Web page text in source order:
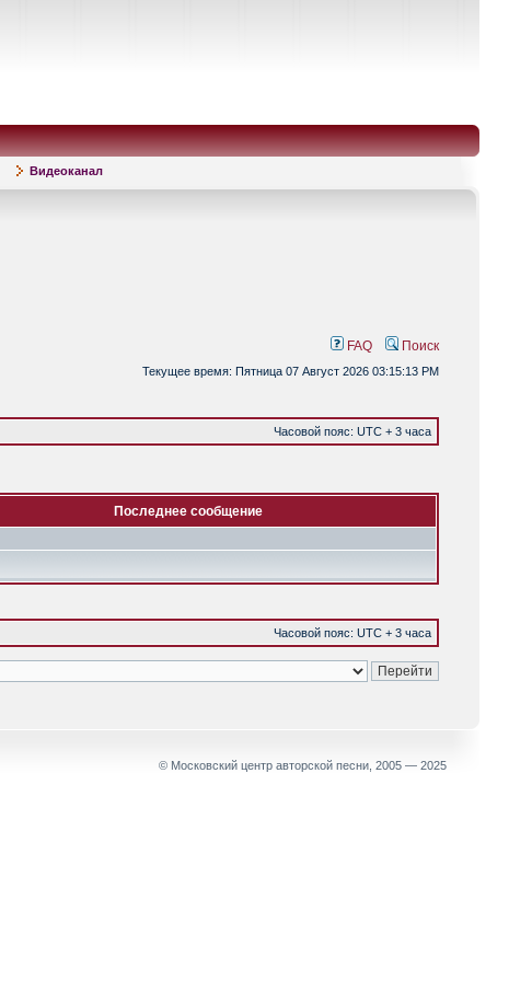
Видеоканал
FAQ Поиск
Текущее время: Пятница 07 Август 2026 03:15:13 PM
Часовой пояс: UTC + 3 часа
Последнее сообщение
Часовой пояс: UTC + 3 часа
© Московский центр авторской песни, 2005 — 2025